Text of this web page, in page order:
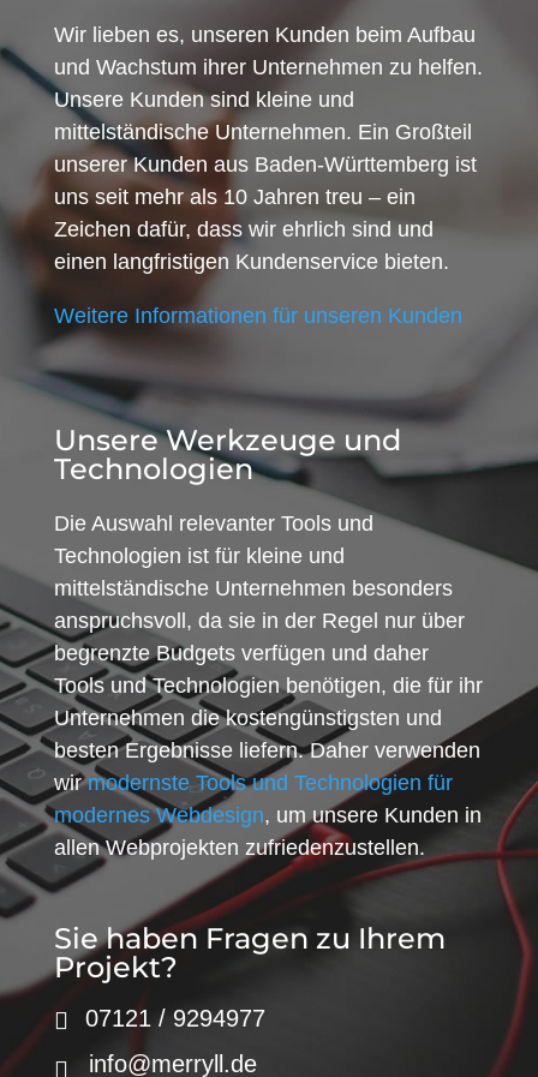
Wir lieben es, unseren Kunden beim Aufbau
und Wachstum ihrer Unternehmen zu helfen.
Unsere Kunden sind kleine und
mittelständische Unternehmen. Ein Großteil
unserer Kunden aus Baden-Württemberg ist
uns seit mehr als 10 Jahren treu – ein
Zeichen dafür, dass wir ehrlich sind und
einen langfristigen Kundenservice bieten.
Weitere Informationen für unseren Kunden
Unsere Werkzeuge und
Technologien
Die Auswahl relevanter Tools und
Technologien ist für kleine und
mittelständische Unternehmen besonders
anspruchsvoll, da sie in der Regel nur über
begrenzte Budgets verfügen und daher
Tools und Technologien benötigen, die für ihr
Unternehmen die kostengünstigsten und
besten Ergebnisse liefern. Daher verwenden
wirmodernste Tools und Technologien für
modernes Webdesign, um unsere Kunden in
allen Webprojekten zufriedenzustellen.
Sie haben Fragen zu Ihrem
Projekt?
07121 / 9294977
info@merryll.de